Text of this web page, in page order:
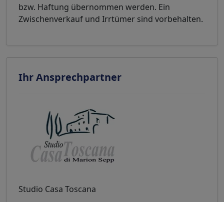
bzw. Haftung übernommen werden. Ein
Zwischenverkauf und Irrtümer sind vorbehalten.
Ihr Ansprechpartner
Studio Casa Toscana